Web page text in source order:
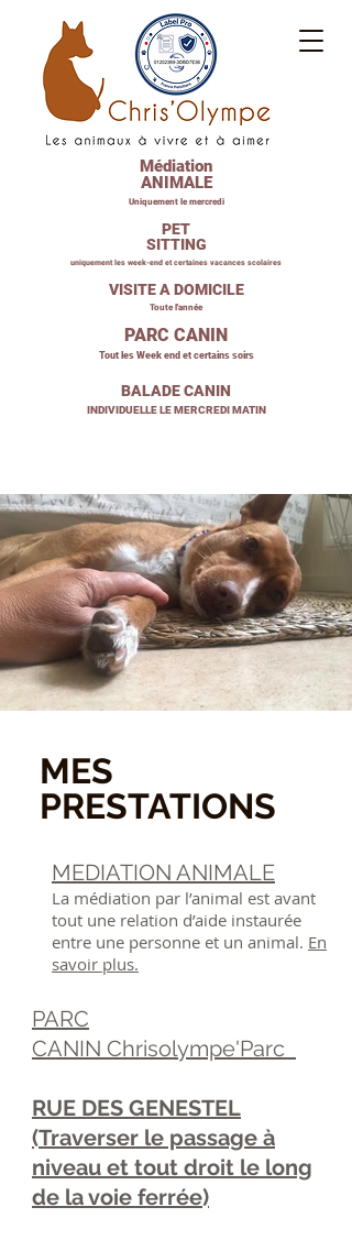
Médiation
ANIMALE
Uniquement le mercredi
PET
SITTING
uniquement les week-end et certaines vacances scolaires
VISITE A DOMICILE
Toute l'année
PARC CANIN
Tout les Week end et certains soirs
BALADE CANIN
INDIVIDUELLE LE MERCREDI MATIN
MES
PRESTATIONS
MEDIATION ANIMALE
​La médiation par l’animal est avant
tout une relation d’aide instaurée
entre une personne et un animal. En
savoir plus.
PARC
CANIN Chrisolympe'Parc
RUE DES GENESTEL
(Traverser le passage à
niveau et tout droit le long
de la voie ferrée)